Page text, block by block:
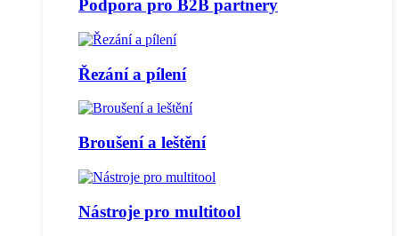
Podpora pro B2B partnery
Řezání a pílení
Broušení a leštění
Nástroje pro multitool